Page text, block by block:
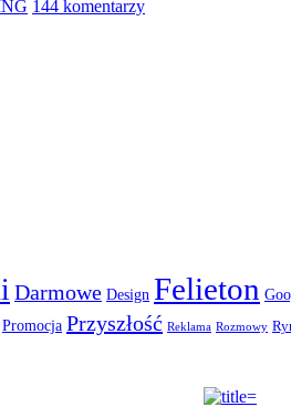
144 komentarzy
Darmowe Design Felieton
Promocja Przyszłość Reklama Rozmowy